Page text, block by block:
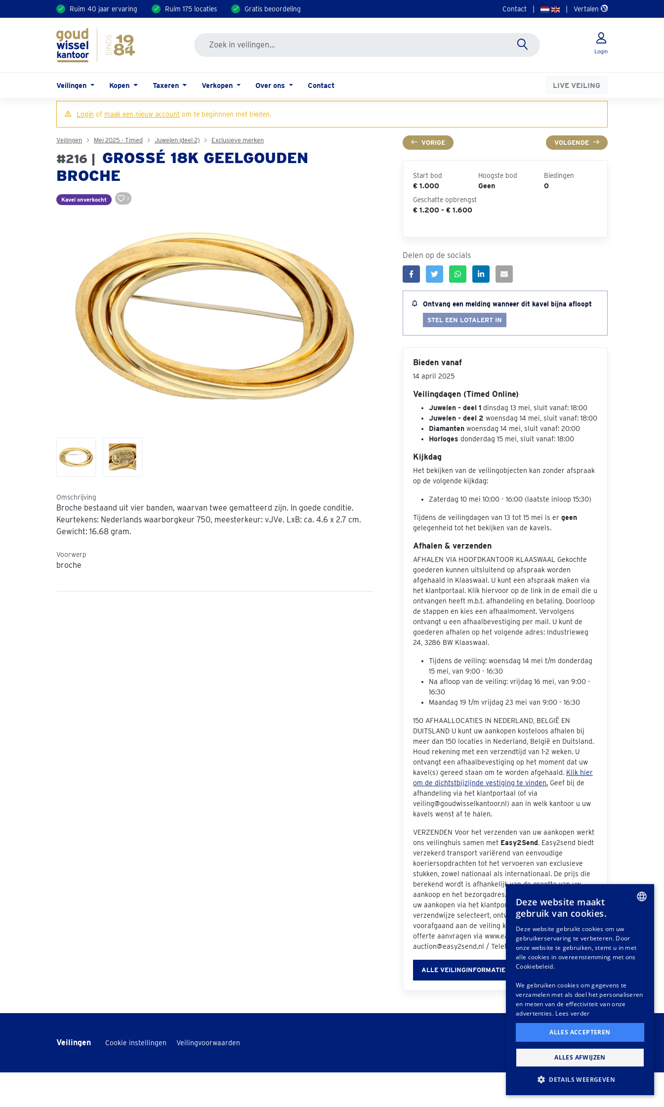
Ruim 40 jaar ervaring Ruim 175 locaties Gratis beoordeling Contact Vertalen
Login
Veilingen Kopen Taxeren Verkopen Over ons Contact LIVE VEILING
Login of maak een nieuw account om te beginnnen met bieden.
VORIGE VOLGENDE
Veilingen Mei 2025 - Timed Juwelen (deel 2) Exclusieve merken
#216 |
GROSSÉ 18K GEELGOUDEN
BROCHE
Kavel onverkocht 3
Omschrijving
Broche bestaand uit vier banden, waarvan twee gematteerd zijn. In goede conditie.
Keurtekens: Nederlands waarborgkeur 750, meesterkeur: vJVe. LxB: ca. 4.6 x 2.7 cm.
Gewicht: 16.68 gram.
Voorwerp
broche
Start bod
€ 1.000
Hoogste bod
Geen
Biedingen
0
Geschatte opbrengst
€ 1.200 - € 1.600
Delen op de socials
Ontvang een melding wanneer dit kavel bijna afloopt
STEL EEN LOTALERT IN
Bieden vanaf
14 april 2025
Veilingdagen (Timed Online)
Juwelen - deel 1 dinsdag 13 mei, sluit vanaf: 18:00
Juwelen - deel 2 woensdag 14 mei, sluit vanaf: 18:00
Diamanten woensdag 14 mei, sluit vanaf: 20:00
Horloges donderdag 15 mei, sluit vanaf: 18:00
Kijkdag
Het bekijken van de veilingobjecten kan zonder afspraak
op de volgende kijkdag:
Zaterdag 10 mei 10:00 - 16:00 (laatste inloop 15:30)
Tijdens de veilingdagen van 13 tot 15 mei is er geen
gelegenheid tot het bekijken van de kavels.
Afhalen & verzenden
AFHALEN VIA HOOFDKANTOOR KLAASWAAL Gekochte
goederen kunnen uitsluitend op afspraak worden
afgehaald in Klaaswaal. U kunt een afspraak maken via
het klantportaal. Klik hiervoor op de link in de email die u
ontvangen heeft m.b.t. afhandeling en betaling. Doorloop
de stappen en kies een afhaalmoment. Vervolgens
ontvangt u een afhaalbevestiging per mail. U kunt de
goederen afhalen op het volgende adres: Industrieweg
24, 3286 BW Klaaswaal.
Tijdens de veiling: woensdag 14 mei t/m donderdag
15 mei, van 9:00 - 16:30
Na afloop van de veiling: vrijdag 16 mei, van 9:00 -
16:30
Maandag 19 t/m vrijdag 23 mei van 9:00 - 16:30
150 AFHAALLOCATIES IN NEDERLAND, BELGIË EN
DUITSLAND U kunt uw aankopen kosteloos afhalen bij
meer dan 150 locaties in Nederland, België en Duitsland.
Houd rekening met een verzendtijd van 1-2 weken. U
ontvangt een afhaalbevestiging op het moment dat uw
kavel(s) gereed staan om te worden afgehaald. Klik hier
om de dichtstbijzijnde vestiging te vinden. Geef bij de
afhandeling via het klantportaal (of via
veiling@goudwisselkantoor.nl) aan in welk kantoor u uw
kavels wenst af te halen.
VERZENDEN Voor het verzenden van uw aankopen werkt
ons veilinghuis samen met Easy2Send. Easy2send biedt
verzekerd transport variërend van eenvoudige
koeriersopdrachten tot het vervoeren van exclusieve
stukken, zowel nationaal als internationaal. De prijs die
berekend wordt is afhankelijk van de grootte van uw
aankoop en het bezorgadres. Als u bij de afhandeling van
uw aankopen via het klantportaal "Easy2Send" als
verzendwijze selecteert, ontvangt u een offerte. Ook
voorafgaand aan de veiling kunt u vrijblijvend een
offerte aanvragen via www.easy2send.nl/veilingen /
auction@easy2send.nl / Telefoon: (+31) 88 330 0999.
ALLE VEILINGINFORMATIE
Veilingen - Cookie instellingen Veilingvoorwaarden
GERMAN
FRENCH
Deze website maakt
gebruik van cookies.
Deze website gebruikt cookies om uw
gebruikerservaring te verbeteren. Door
onze website te gebruiken, stemt u in met
alle cookies in overeenstemming met ons
Cookiebeleid.
We gebruiken cookies om gegevens te
verzamelen met als doel het personaliseren
en meten van de effectiviteit van onze
advertenties. Lees verder
ALLES ACCEPTEREN
ALLES AFWIJZEN
DETAILS WEERGEVEN
STRIKT NOODZAKELIJK